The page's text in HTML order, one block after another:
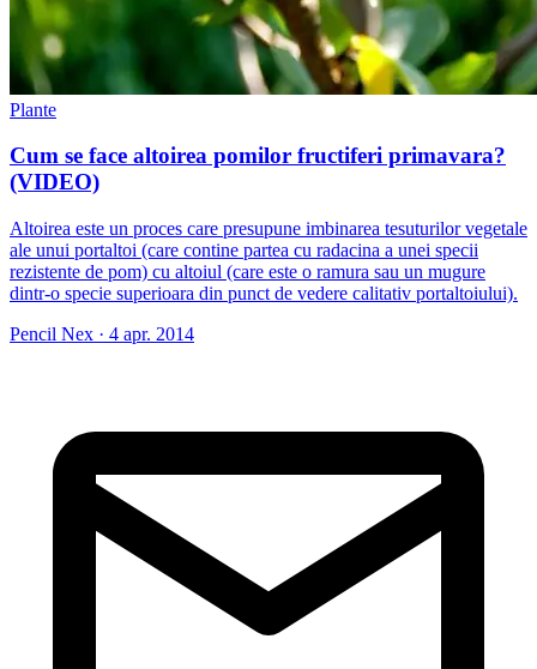
Plante
Cum se face altoirea pomilor fructiferi primavara?
(VIDEO)
Altoirea este un proces care presupune imbinarea tesuturilor vegetale
ale unui portaltoi (care contine partea cu radacina a unei specii
rezistente de pom) cu altoiul (care este o ramura sau un mugure
dintr-o specie superioara din punct de vedere calitativ portaltoiului).
Pencil Nex · 4 apr. 2014